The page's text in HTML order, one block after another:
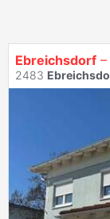
Ebreichsdorf –
2483